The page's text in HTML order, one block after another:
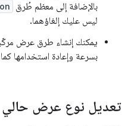
بالإضافة إلى معظم طُرق on
ليس عليك إلغاؤهما.
يمكنك إنشاء طرق عرض
بسرعة وإعادة استخدامها
تعديل نوع عرض حالي